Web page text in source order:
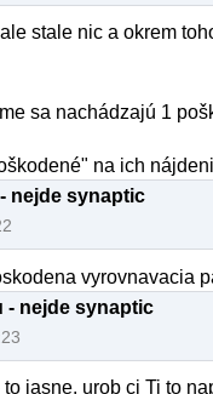
stale nic a okrem
sa nachádzajú 1
na ich
nejde synaptic
vyrovnavacia
- nejde synaptic
to jasne. urob ci Ti to